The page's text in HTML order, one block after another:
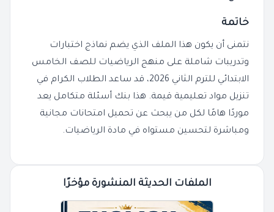
خاتمة
نتمنى أن يكون هذا الملف الذي يضم نماذج اختبارات
وتدريبات شاملة على منهج الرياضيات للصف الخامس
الابتدائي للترم الثاني 2026 ، قد ساعد الطلاب الكرام في
تنزيل مواد تعليمية قيمة. هذا بنك أسئلة متكامل يعد
موردًا هامًا لكل من يبحث عن تحميل امتحانات مجانية
ومباشرة لتحسين مستواه في مادة الرياضيات.
الملفات الحديثة المنشورة مؤخرًا